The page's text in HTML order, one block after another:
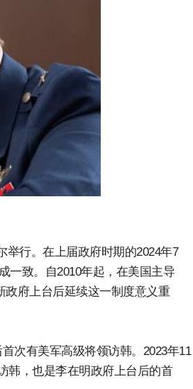
举行。在上届政府时期的2024年7
一致。自2010年起，在美国主导
政府上台后延续这一制度意义重
次有美军高级将领访韩。2023年11
韩，也是李在明政府上台后的首